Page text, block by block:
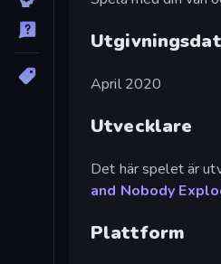
April 2020
Utvecklare
Det här spelet är
and Nobody
Plattform